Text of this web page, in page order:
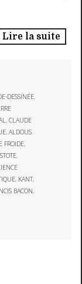
Lire la suite
DESSINÉE,
,CLAUDE
,ALDOUS
FROIDE,
,
, KANT,
BACON,